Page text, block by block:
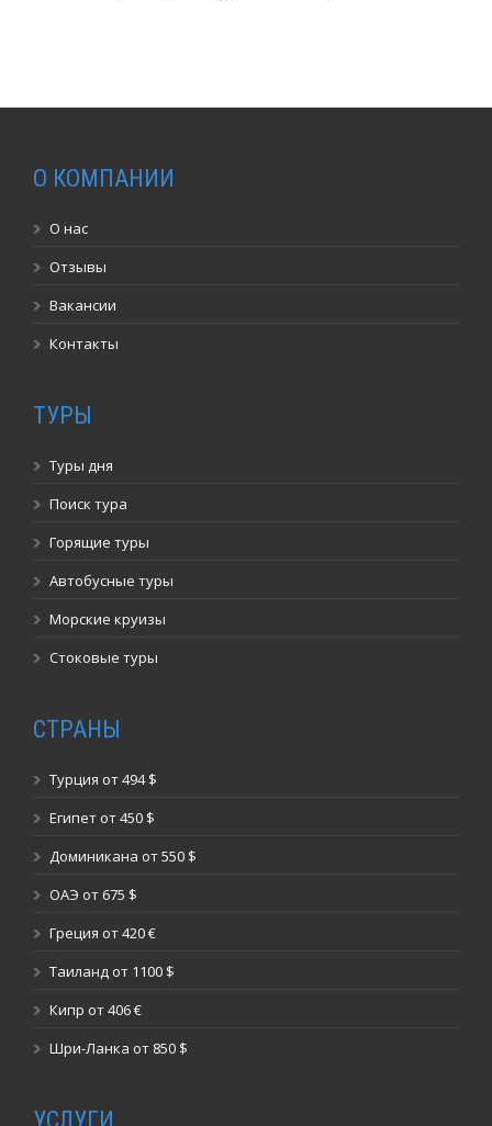
О КОМПАНИИ
О нас
Отзывы
Вакансии
Контакты
ТУРЫ
Туры дня
Поиск тура
Горящие туры
Автобусные туры
Морские круизы
Стоковые туры
СТРАНЫ
Турция от 494 $
Египет от 450 $
Доминикана от 550 $
ОАЭ от 675 $
Греция от 420 €
Таиланд от 1100 $
Кипр от 406 €
Шри-Ланка от 850 $
УСЛУГИ